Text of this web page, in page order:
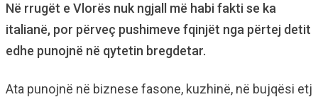
Në rrugët e Vlorës nuk ngjall më habi fakti se ka
italianë, por përveç pushimeve fqinjët nga përtej detit
edhe punojnë në qytetin bregdetar.
Ata punojnë në biznese fasone, kuzhinë, në bujqësi etj